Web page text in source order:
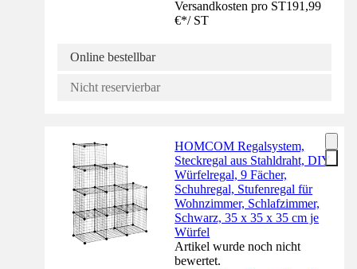
Versandkosten pro ST191,99
€*/ ST
Online bestellbar
Nicht reservierbar
HOMCOM Regalsystem,
Steckregal aus Stahldraht, DIY
Würfelregal, 9 Fächer,
Schuhregal, Stufenregal für
Wohnzimmer, Schlafzimmer,
Schwarz, 35 x 35 x 35 cm je
Würfel
Artikel wurde noch nicht
bewertet.